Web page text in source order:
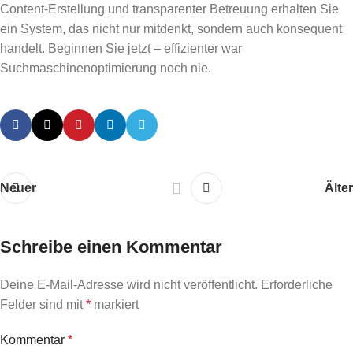
Content-Erstellung und transparenter Betreuung erhalten Sie
ein System, das nicht nur mitdenkt, sondern auch konsequent
handelt. Beginnen Sie jetzt – effizienter war
Suchmaschinenoptimierung noch nie.
Neuer Älter
Schreibe einen Kommentar
Deine E-Mail-Adresse wird nicht veröffentlicht. Erforderliche
Felder sind mit* markiert
Kommentar *